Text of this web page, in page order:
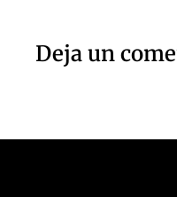
Deja un